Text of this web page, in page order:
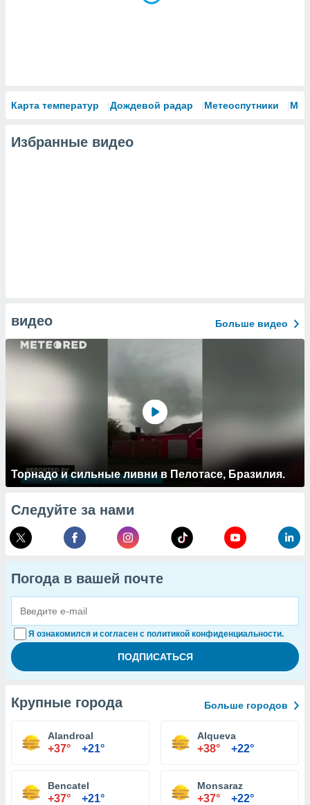
Карта температур Дождевой радар Метеоспутники
Избранные видео
видео Больше видео
Торнадо и сильные ливни в Пелотасе, Бразилия.
Следуйте за нами
Погода в вашей почте
Я ознакомился и согласен с политикой конфиденциальности.
Крупные города Больше городов
Alandroal
+37° +21°
Alqueva
+38° +22°
Bencatel
+37° +21°
Monsaraz
+37° +22°